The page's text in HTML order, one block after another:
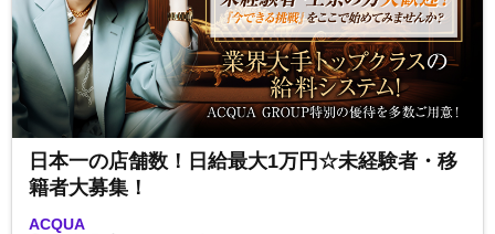
日本一の店舗数！日給最大1万円☆未経験者・移
籍者大募集！
ACQUA